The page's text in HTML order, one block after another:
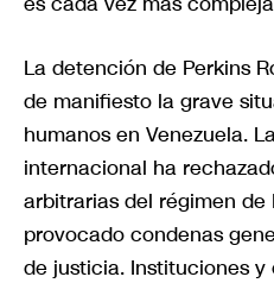
La detención de Perkins
de manifiesto la grave
humanos en Venezuela.
internacional ha
arbitrarias del régimen de
provocado condenas
de justicia. Instituciones y